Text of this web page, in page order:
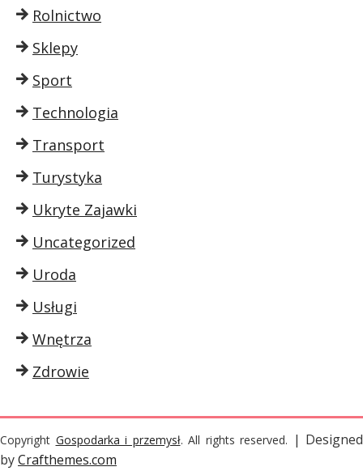
Rolnictwo
Sklepy
Sport
Technologia
Transport
Turystyka
Ukryte Zajawki
Uncategorized
Uroda
Usługi
Wnętrza
Zdrowie
Copyright Gospodarka i przemysł. All rights reserved. | Designed
byCrafthemes.com